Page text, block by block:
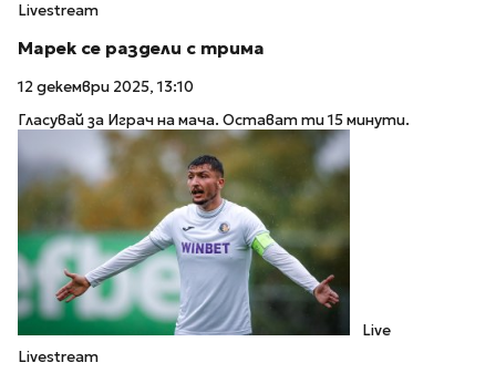
Livestream
Марек се раздели с трима
12 декември 2025, 13:10
Гласувай за Играч на мача. Остават ти 15 минути.
Live
Livestream